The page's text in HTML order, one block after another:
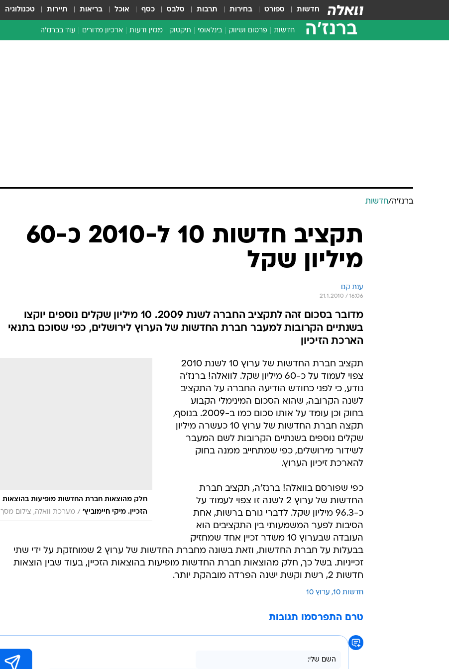
חדשות ספורט בחירות תרבות סלבס כסף אוכל בריאות תיירות טכנולוגיה
ברנז'ה חדשות פרסום ושיווק בינלאומי תיקטוק מגזין ודעות ארכיון מדורים עוד בברנז'ה
ברנז'ה/חדשות
תקציב חדשות 10 ל-2010 כ-60
מיליון שקל
ענת קם
21.1.2010 / 16:06
מדובר בסכום זהה לתקציב החברה לשנת 2009. 10 מיליון שקלים נוספים יוקצו
בשנתיים הקרובות למעבר חברת החדשות של הערוץ לירושלים, כפי שסוכם בתנאי
הארכת הזיכיון
חלק מהוצאות חברת החדשות מופיעות בהוצאות
הזכיין. מיקי חיימוביץ' / מערכת וואלה, צילום מסך
תקציב חברת החדשות של ערוץ 10 לשנת 2010
צפוי לעמוד על כ-60 מיליון שקל. לוואלה! ברנז'ה
נודע, כי לפני כחודש הודיעה החברה על התקציב
לשנה הקרובה, שהוא הסכום המינימלי הקבוע
בחוק וכן עומד על אותו סכום כמו ב-2009. בנוסף,
תקצה חברת החדשות של ערוץ 10 כעשרה מיליון
שקלים נוספים בשנתיים הקרובות לשם המעבר
לשידור מירושלים, כפי שמתחייב ממנה בחוק
להארכת זיכיון הערוץ.
כפי שפורסם בוואלה! ברנז'ה, תקציב חברת
החדשות של ערוץ 2 לשנה זו צפוי לעמוד על
כ-96.3 מיליון שקל. לדברי גורם ברשות, אחת
הסיבות לפער המשמעותי בין התקציבים הוא
העובדה שבערוץ 10 משדר זכיין אחד שמחזיק
בבעלות על חברת החדשות, וזאת בשונה מחברת החדשות של ערוץ 2 שמוחזקת על ידי שתי
זכייניות. בשל כך, חלק מהוצאות חברת החדשות מופיעות בהוצאות הזכיין, בעוד שבין הוצאות
חדשות 2, רשת וקשת ישנה הפרדה מובהקת יותר.
חדשות 10 ערוץ 10
טרם התפרסמו תגובות